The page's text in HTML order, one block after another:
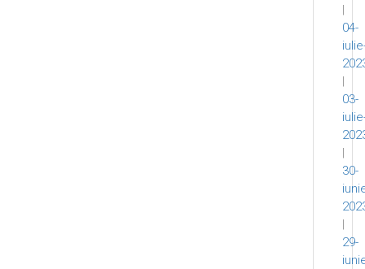
|
04-
|
03-
|
30-
|
29-